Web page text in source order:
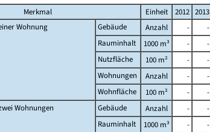
Merkmal Einheit 2012 2013
Wohnung
Gebäude Anzahl - -
Rauminhalt
1000 m³ - -
Nutzfläche
100 m² - -
Wohnungen
Anzahl - -
Wohnfläche
100 m² - -
Wohnungen
Gebäude Anzahl - -
Rauminhalt
1000 m³ - -